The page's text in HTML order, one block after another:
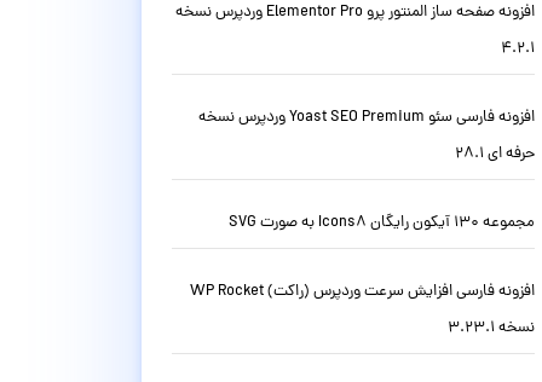
افزونه صفحه ساز المنتور پرو Elementor Pro وردپرس نسخه
4.2.1
افزونه فارسی سئو Yoast SEO Premium وردپرس نسخه
حرفه ای 28.1
مجموعه 130 آیکون رایگان Icons8 به صورت SVG
افزونه فارسی افزایش سرعت وردپرس (راکت) WP Rocket
نسخه 3.23.1